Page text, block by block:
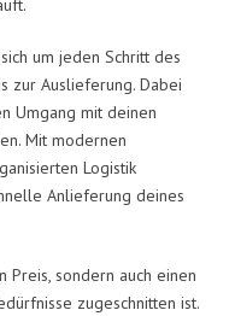
um jeden Schritt des
zur Auslieferung. Dabei
Umgang mit deinen
Mit modernen
Logistik
Anlieferung deines
Preis, sondern auch einen
zugeschnitten ist.